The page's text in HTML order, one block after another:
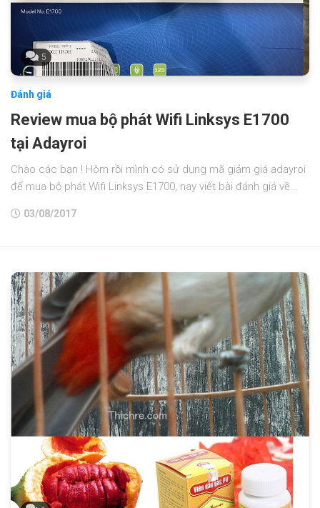
5
Đánh giá
Review mua bộ phát Wifi Linksys E1700
tại Adayroi
Chào các bạn ! Hôm rồi mình có sử dụng mã giảm giá adayroi
để mua bộ phát Wifi Linksys E1700, nay viết bài đánh giá về...
03/08/2017